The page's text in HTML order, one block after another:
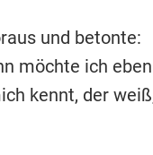
und betonte:
möchte ich eben
kennt, der